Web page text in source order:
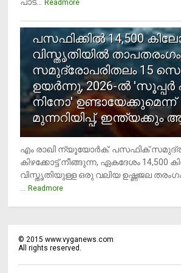
പാട... Readmore
പസഫിക്കില്‍ 14,500
വിസ്തൃതിയില്‍
സമുദ്രോപരിതലം 15
ഉയര്‍ന്നു, 2026-ല്‍
നിനോ' ഉണ്ടായേക്കുമെന്ന്
മുന്നറിയിപ്പ്, ഇന്ത്യക്കും
എം രാഖി ന്യൂയോര്‍ക്: പസഫിക്
കിഴക്കോട്ട് നീങ്ങുന്ന, ഏകദേശം 14,500
വിസ്തൃതിയുള്ള ഒരു വലിയ ഉഷ്ണജല
... Readmore
©2015 www.vyganews.com
All rights reserved.